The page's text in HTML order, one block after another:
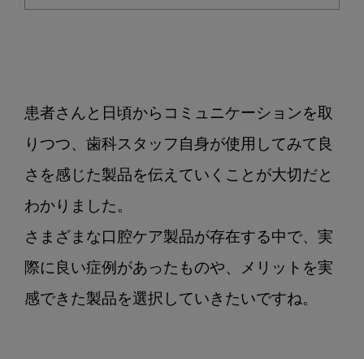
患者さんと日頃からコミュニケーションを取
りつつ、歯科スタッフ自身が使用してみて良
さを感じた製品を伝えていくことが大切だと
わかりました。
さまざまな口腔ケア製品が存在する中で、実
際に良い症例があったものや、メリットを実
感できた製品を選択していきたいですね。